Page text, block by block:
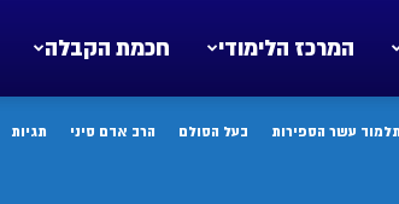
חכמת הקבלה המרכז הלימודי
תלמוד עשר הספירות בעל הסולם הרב אדם סיני תגיות